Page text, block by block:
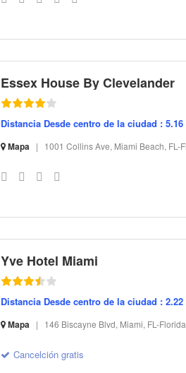
Essex House By Clevelander
Distancia Desde centro de la ciudad : 5.16
Mapa | 1001 Collins Ave, Miami Beach, FL-
Yve Hotel Miami
Distancia Desde centro de la ciudad : 2.22
Mapa | 146 Biscayne Blvd, Miami, FL-
Cancelción gratis